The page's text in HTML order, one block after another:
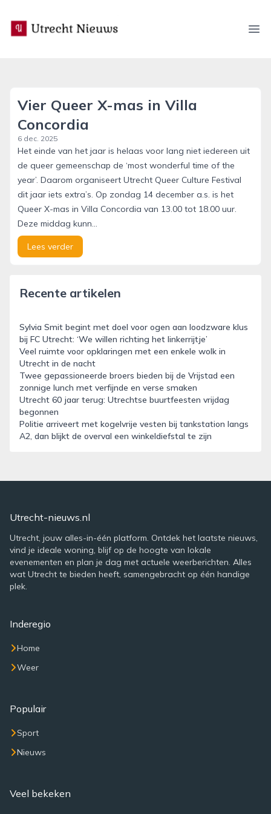
utrecht-nieuws.nl
Vier Queer X-mas in Villa
Concordia
6 dec. 2025
Het einde van het jaar is helaas voor lang niet iedereen uit
de queer gemeenschap de ‘most wonderful time of the
year’. Daarom organiseert Utrecht Queer Culture Festival
dit jaar iets extra’s. Op zondag 14 december a.s. is het
Queer X-mas in Villa Concordia van 13.00 tot 18.00 uur.
Deze middag kunn...
Lees verder
Recente artikelen
Sylvia Smit begint met doel voor ogen aan loodzware klus
bij FC Utrecht: ‘We willen richting het linkerrijtje’
Veel ruimte voor opklaringen met een enkele wolk in
Utrecht in de nacht
Twee gepassioneerde broers bieden bij de Vrijstad een
zonnige lunch met verfijnde en verse smaken
Utrecht 60 jaar terug: Utrechtse buurtfeesten vrijdag
begonnen
Politie arriveert met kogelvrije vesten bij tankstation langs
A2, dan blijkt de overval een winkeldiefstal te zijn
Utrecht-nieuws.nl
Utrecht, jouw alles-in-één platform. Ontdek het laatste nieuws,
vind je ideale woning, blijf op de hoogte van lokale
evenementen en plan je dag met actuele weerberichten. Alles
wat Utrecht te bieden heeft, samengebracht op één handige
plek.
Inderegio
Home
Weer
Populair
Sport
Nieuws
Veel bekeken